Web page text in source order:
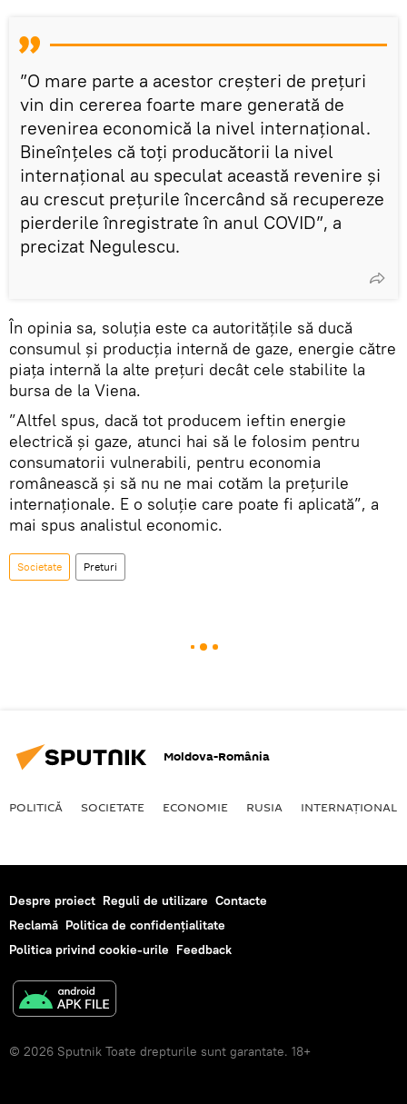
”O mare parte a acestor creșteri de prețuri
vin din cererea foarte mare generată de
revenirea economică la nivel internațional.
Bineînțeles că toți producătorii la nivel
internațional au speculat această revenire și
au crescut prețurile încercând să recupereze
pierderile înregistrate în anul COVID”, a
precizat Negulescu.
În opinia sa, soluția este ca autoritățile să ducă
consumul și producția internă de gaze, energie către
piața internă la alte prețuri decât cele stabilite la
bursa de la Viena.
”Altfel spus, dacă tot producem ieftin energie
electrică și gaze, atunci hai să le folosim pentru
consumatorii vulnerabili, pentru economia
românească și să nu ne mai cotăm la prețurile
internaționale. E o soluție care poate fi aplicată”, a
mai spus analistul economic.
Societate Preturi
Moldova-România
POLITICĂ SOCIETATE ECONOMIE RUSIA INTERNAŢIONAL
Despre proiect Reguli de utilizare Contacte
Reclamă Politica de confidențialitate
Politica privind cookie-urile Feedback
© 2026 Sputnik Toate drepturile sunt garantate. 18+